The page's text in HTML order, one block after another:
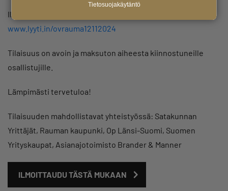
Ilmoittautumiset 6.11. mennessä:
www.lyyti.in/ovrauma12112024
Tilaisuus on avoin ja maksuton aiheesta kiinnostuneille
osallistujille.
Lämpimästi tervetuloa!
Tilaisuuden mahdollistavat yhteistyössä: Satakunnan
Yrittäjät, Rauman kaupunki, Op Länsi-Suomi, Suomen
Yrityskaupat, Asianajotoimisto Brander & Manner
ILMOITTAUDU TÄSTÄ MUKAAN
Tietosuojakäytäntö